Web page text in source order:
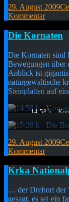
handelt.
sich eine Solar-
29. August 2009
Kommentar
Kurzmitteilung
Die Kornaten
Die Kornaten sind
Bewegungen über
Anblick ist
naturgewaltische
Steinplatten auf
14:58 h –
sich teilweise
29. August 2009
Kommentar
Kurzmitteilung
Krka
… der Drehort der
gesagt, es sei ein